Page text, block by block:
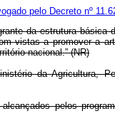
pelo Decreto nº
da estrutura
vistas a promover a
nacional.” (NR)
da Agricultura,
pelos